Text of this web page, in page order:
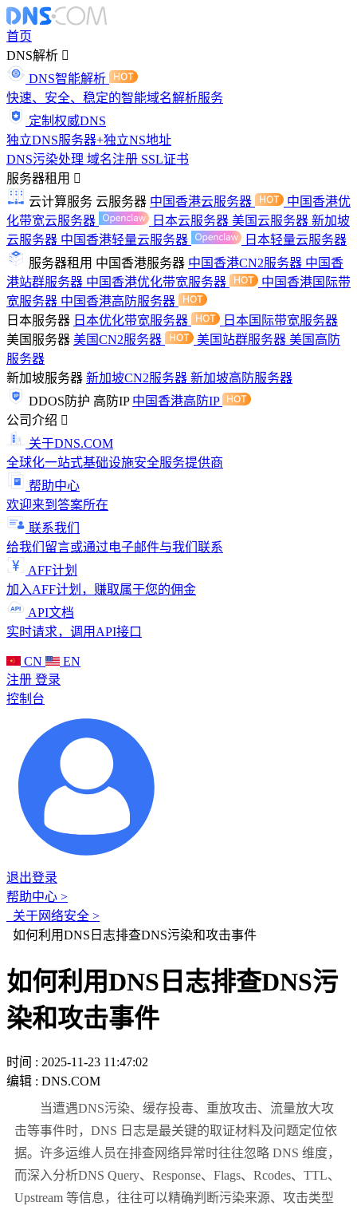
首页
DNS解析
DNS智能解析
快速、安全、稳定的智能域名解析服务
定制权威DNS
独立DNS服务器+独立NS地址
DNS污染处理 域名注册 SSL证书
服务器租用
云计算服务 云服务器 中国香港云服务器
中国香港优
化带宽云服务器
日本云服务器 美国云服务器 新加坡
云服务器 中国香港轻量云服务器
日本轻量云服务器
服务器租用 中国香港服务器 中国香港CN2服务器 中国香
港站群服务器 中国香港优化带宽服务器
中国香港国际带
宽服务器 中国香港高防服务器
日本服务器 日本优化带宽服务器
日本国际带宽服务器
美国服务器 美国CN2服务器 美国站群服务器 美国高防
服务器
新加坡服务器 新加坡CN2服务器 新加坡高防服务器
DDOS防护 高防IP 中国香港高防IP
公司介绍
关于DNS.COM
全球化一站式基础设施安全服务提供商
帮助中心
欢迎来到答案所在
联系我们
给我们留言或通过电子邮件与我们联系
AFF计划
加入AFF计划，赚取属于您的佣金
API文档
实时请求，调用API接口
CN
EN
注册 登录
控制台
退出登录
帮助中心 >
关于网络安全 >
如何利用DNS日志排查DNS污染和攻击事件
如何利用DNS日志排查DNS污
染和攻击事件
时间 : 2025-11-23 11:47:02
编辑 : DNS.COM
当遭遇DNS污染、缓存投毒、重放攻击、流量放大攻
击等事件时，DNS 日志是最关键的取证材料及问题定位依
据。许多运维人员在排查网络异常时往往忽略 DNS 维度，
而深入分析DNS Query、Response、Flags、Rcodes、TTL、
Upstream 等信息，往往可以精确判断污染来源、攻击类型